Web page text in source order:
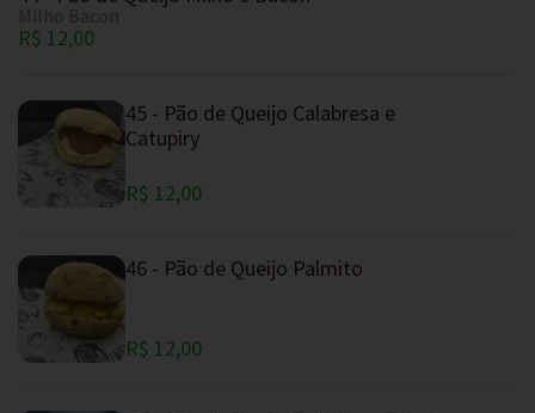
R$ 12,00
45 - Pão de Queijo Calabresa e
Catupiry
R$ 12,00
46 - Pão de Queijo Palmito
R$ 12,00